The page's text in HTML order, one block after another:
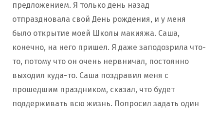
предложением. Я только день назад
отпраздновала свой День рождения, и у меня
было открытие моей Школы макияжа. Саша,
конечно, на него пришел. Я даже заподозрила что-
то, потому что он очень нервничал, постоянно
выходил куда-то. Саша поздравил меня с
прошедшим праздником, сказал, что будет
поддерживать всю жизнь. Попросил задать один